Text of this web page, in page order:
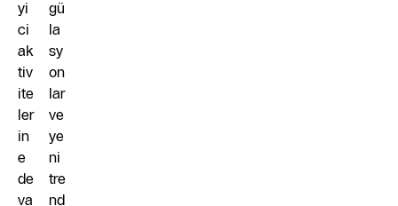
yi
ci
ak
tiv
ite
ler
in
e
de
va
gü
la
sy
on
lar
ve
ye
ni
tre
nd